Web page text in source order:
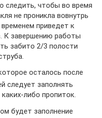
следить, чтобы во время
не проникла вовнутрь
приведет к
К завершению работы
забито 2/3 полости
осталось после
следует заполнять
либо пропиток.
будет заполнение